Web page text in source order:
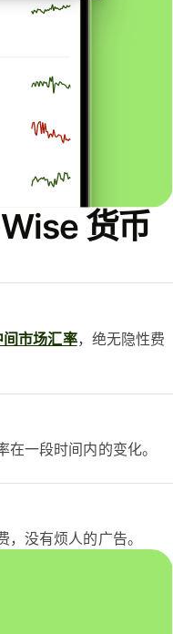
货币
间市场汇率，绝无隐性费
一段时间内的变化。
没有烦人的广告。